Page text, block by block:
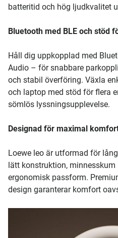
batteritid och hög ljudkvalitet
Bluetooth med BLE och stöd
Håll dig uppkopplad med
Audio – för snabbare
och stabil överföring. Växla
och laptop med stöd för flera
sömlös lyssningsupplevelse.
Designad för maximal
Loewe leo är utformad för
lätt konstruktion, minnesskum
ergonomisk passform.
design garanterar komfort